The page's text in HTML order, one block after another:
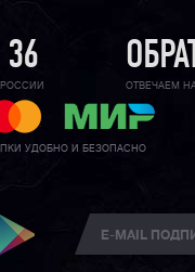
36
ОТВЕЧАЕМ
УДОБНО И БЕЗОПАСНО